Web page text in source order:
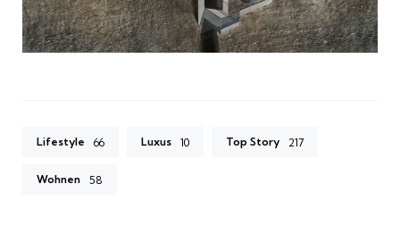
Lifestyle 66 Luxus 10 Top Story 217
Wohnen 58